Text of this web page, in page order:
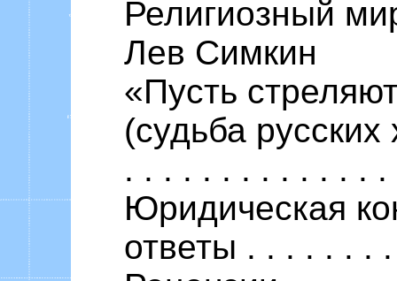
Религиозный
Лев Симкин
«Пусть
(судьба
. . . . . . . . . . . . .
Юридическая
ответы . . . . . . .